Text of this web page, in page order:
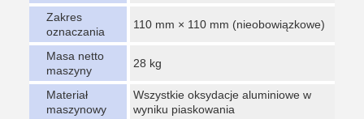
Zakres
oznaczania
110 mm × 110 mm (nieobowiązkowe)
Masa netto
maszyny
28 kg
Materiał
maszynowy
Wszystkie oksydacje aluminiowe w
wyniku piaskowania